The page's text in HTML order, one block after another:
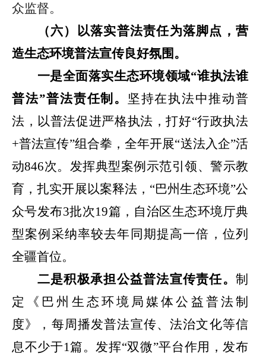
众监督。
（六）以落实普法责任为落脚点，营
造生态环境普法宣传良好氛围。
一是全面落实生态环境领域“谁执法谁
普法”普法责任制 。 坚持在执法中推动普
法，以普法促进严格执法，打好“行政执法
+普法宣传”组合拳，全年开展“送法入企”活
动846次。发挥典型案例示范引领、警示教
育，扎实开展以案释法， “巴州生态环境”公
众号发布3批次19篇，自治区生态环境厅典
型案例采纳率较去年同期提高一倍，位列
全疆首位。
二是积极承担公益普法宣传责任。制
定
《 巴州生态环境局媒体公益普法制
度》
， 每周播发普法宣传、法治文化等信
息不少于1篇。发挥“双微”平台作用，发布